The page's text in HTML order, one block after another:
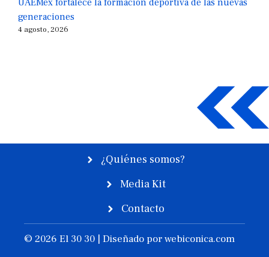
UAEMéx fortalece la formación deportiva de las nuevas
generaciones
4 agosto, 2026
¿Quiénes somos?
Media Kit
Contacto
© 2026 El 30 30 | Diseñado porwebiconica.com